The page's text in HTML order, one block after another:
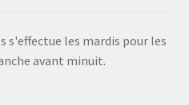
s'effectue les mardis pour les
avant minuit.